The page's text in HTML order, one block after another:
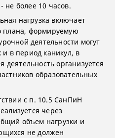
не более 10 часов.
нагрузка включает
плана, формируемую
деятельности могут
в период каникул, в
организуется
образовательных
с п. 10.5 СанПиН
через
объем нагрузки и
не должен